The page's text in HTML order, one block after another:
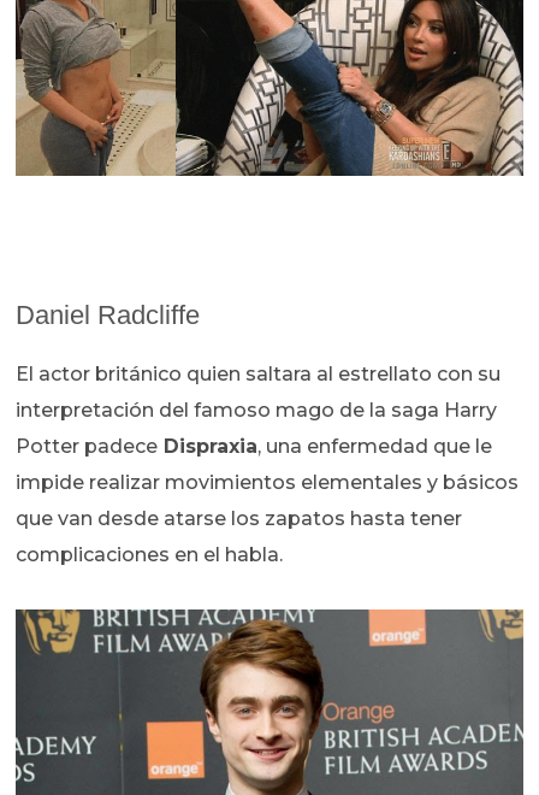
Daniel Radcliffe
El actor británico quien saltara al estrellato con su
interpretación del famoso mago de la saga Harry
Potter padece Dispraxia, una enfermedad que le
impide realizar movimientos elementales y básicos
que van desde atarse los zapatos hasta tener
complicaciones en el habla.